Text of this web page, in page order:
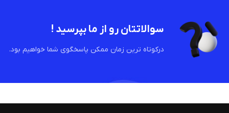
سوالاتتان رو از ما بپرسید !
درکوتاه ترین زمان ممکن پاسخگوی شما خواهیم بود.